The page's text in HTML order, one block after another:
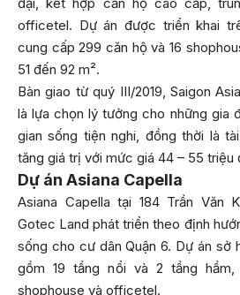
officetel. Dự án được triển khai
cung cấp 299 căn hộ và 16
51 đến 92 m².
Bàn giao từ quý III/2019, Saigon
là lựa chọn lý tưởng cho những gia
gian sống tiện nghi, đồng thời là
tăng giá trị với mức giá 44 – 55 triệu
Dự án Asiana Capella
Asiana Capella tại 184 Trần Văn
Gotec Land phát triển theo định
sống cho cư dân Quận 6. Dự án sở
gồm 19 tầng nổi và 2 tầng
shophouse và officetel.